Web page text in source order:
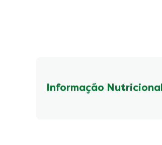
Informação Nutricional